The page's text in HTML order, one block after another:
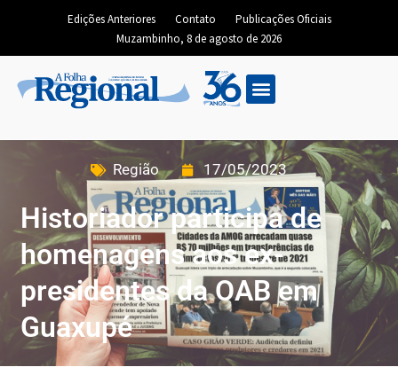
Edições Anteriores Contato
Publicações Oficiais
Muzambinho, 8 de agosto de 2026
Região 17/05/2023
Historiador participa de
homenagens aos ex-
presidentes da OAB em
Guaxupé